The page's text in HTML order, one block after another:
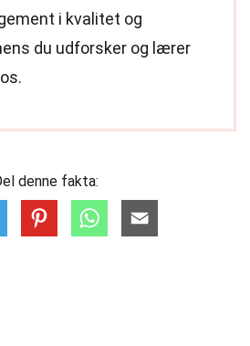
i kvalitet og
du udforsker og lærer
denne fakta: